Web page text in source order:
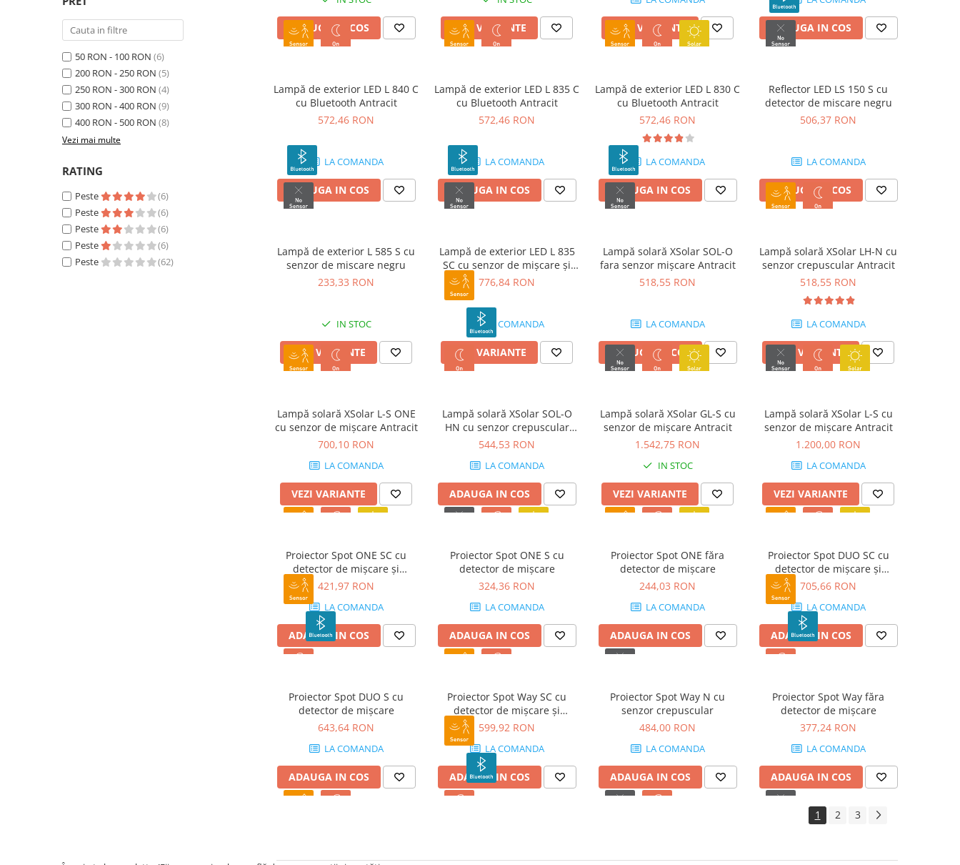
Duze suflante
Consumabile
Alte accesorii 50 RON - 100 RON (6)
200 RON - 250 RON (5)
250 RON - 300 RON (4)
300 RON - 400 RON (9)
400 RON - 500 RON (8)
Vezi mai multe
RATING
Peste
(6)
Peste
(6)
Peste
(6)
Peste
(6)
Peste
(62)
ADAUGA IN COS VEZI VARIANTE VEZI VARIANTE ADAUGA IN COS
Lampă de exterior LED L 840 C
cu Bluetooth Antracit
572,46 RON
LA COMANDA
ADAUGA IN COS
Lampă de exterior LED L 835 C
cu Bluetooth Antracit
572,46 RON
LA COMANDA
ADAUGA IN COS
Lampă de exterior LED L 830 C
cu Bluetooth Antracit
572,46 RON
LA COMANDA
ADAUGA IN COS
Reflector LED LS 150 S cu
detector de miscare negru
506,37 RON
LA COMANDA
ADAUGA IN COS
Lampă de exterior L 585 S cu
senzor de miscare negru
233,33 RON
IN STOC
VEZI VARIANTE
Lampă de exterior LED L 835
SC cu senzor de mișcare și
Bluetooth
776,84 RON
LA COMANDA
VEZI VARIANTE
Lampă solară XSolar SOL-O
fara senzor mișcare Antracit
518,55 RON
LA COMANDA
ADAUGA IN COS
Lampă solară XSolar LH-N cu
senzor crepuscular Antracit
518,55 RON
LA COMANDA
VEZI VARIANTE
Lampă solară XSolar L-S ONE
cu senzor de mișcare Antracit
700,10 RON
LA COMANDA
VEZI VARIANTE
Lampă solară XSolar SOL-O
HN cu senzor crepuscular
Antracit
544,53 RON
LA COMANDA
ADAUGA IN COS
Lampă solară XSolar GL-S cu
senzor de mișcare Antracit
1.542,75 RON
IN STOC
VEZI VARIANTE
Lampă solară XSolar L-S cu
senzor de mișcare Antracit
1.200,00 RON
LA COMANDA
VEZI VARIANTE
Proiector Spot ONE SC cu
detector de mișcare și
Bluetooth
421,97 RON
LA COMANDA
ADAUGA IN COS
Proiector Spot ONE S cu
detector de mișcare
324,36 RON
LA COMANDA
ADAUGA IN COS
Proiector Spot ONE făra
detector de mișcare
244,03 RON
LA COMANDA
ADAUGA IN COS
Proiector Spot DUO SC cu
detector de mișcare și
Bluetooth
705,66 RON
LA COMANDA
ADAUGA IN COS
Proiector Spot DUO S cu
detector de mișcare
643,64 RON
LA COMANDA
ADAUGA IN COS
Proiector Spot Way SC cu
detector de mișcare și
Bluetooth
599,92 RON
LA COMANDA
ADAUGA IN COS
Proiector Spot Way N cu
senzor crepuscular
484,00 RON
LA COMANDA
ADAUGA IN COS
Proiector Spot Way făra
detector de mișcare
377,24 RON
LA COMANDA
ADAUGA IN COS
1 2 3